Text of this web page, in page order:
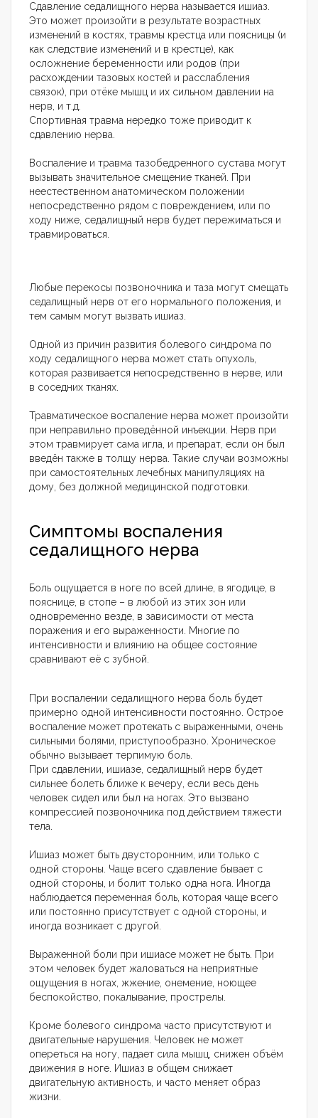
Сдавление седалищного нерва называется ишиаз.
Это может произойти в результате возрастных
изменений в костях, травмы крестца или поясницы (и
как следствие изменений и в крестце), как
осложнение беременности или родов (при
расхождении тазовых костей и расслабления
связок), при отёке мышц и их сильном давлении на
нерв, и т.д.
Спортивная травма нередко тоже приводит к
сдавлению нерва.
Воспаление и травма тазобедренного сустава могут
вызывать значительное смещение тканей. При
неестественном анатомическом положении
непосредственно рядом с повреждением, или по
ходу ниже, седалищный нерв будет пережиматься и
травмироваться.
Любые перекосы позвоночника и таза могут смещать
седалищный нерв от его нормального положения, и
тем самым могут вызвать ишиаз.
Одной из причин развития болевого синдрома по
ходу седалищного нерва может стать опухоль,
которая развивается непосредственно в нерве, или
в соседних тканях.
Травматическое воспаление нерва может произойти
при неправильно проведённой инъекции. Нерв при
этом травмирует сама игла, и препарат, если он был
введён также в толщу нерва. Такие случаи возможны
при самостоятельных лечебных манипуляциях на
дому, без должной медицинской подготовки.
Симптомы воспаления
седалищного нерва
Боль ощущается в ноге по всей длине, в ягодице, в
пояснице, в стопе – в любой из этих зон или
одновременно везде, в зависимости от места
поражения и его выраженности. Многие по
интенсивности и влиянию на общее состояние
сравнивают её с зубной.
При воспалении седалищного нерва боль будет
примерно одной интенсивности постоянно. Острое
воспаление может протекать с выраженными, очень
сильными болями, приступообразно. Хроническое
обычно вызывает терпимую боль.
При сдавлении, ишиазе, седалищный нерв будет
сильнее болеть ближе к вечеру, если весь день
человек сидел или был на ногах. Это вызвано
компрессией позвоночника под действием тяжести
тела.
Ишиаз может быть двусторонним, или только с
одной стороны. Чаще всего сдавление бывает с
одной стороны, и болит только одна нога. Иногда
наблюдается переменная боль, которая чаще всего
или постоянно присутствует с одной стороны, и
иногда возникает с другой.
Выраженной боли при ишиасе может не быть. При
этом человек будет жаловаться на неприятные
ощущения в ногах, жжение, онемение, ноющее
беспокойство, покалывание, прострелы.
Кроме болевого синдрома часто присутствуют и
двигательные нарушения. Человек не может
опереться на ногу, падает сила мышц, снижен объём
движения в ноге. Ишиаз в общем снижает
двигательную активность, и часто меняет образ
жизни.